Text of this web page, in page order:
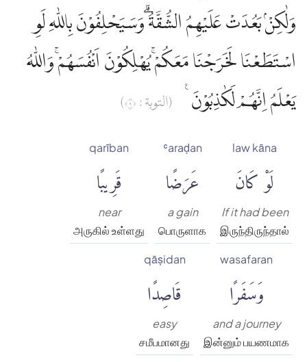
وَلٰكِنْۢ بَعُدَتْ عَلَيْهِمُ الشُّقَّةُۗ وَسَيَحْلِفُوْنَ بِاللّٰهِ لَوِ
اسْتَطَعْنَا لَخَرَجْنَا مَعَكُمْۚ يُهْلِكُوْنَ اَنْفُسَهُمْۚ وَاللّٰهُ
يَعْلَمُ اِنَّهُمْ لَكٰذِبُوْنَ ࣖ
(التوبة : ٩)
law kāna
لَوْ كَانَ
If it had been
இருந்திருந்தால்
ʿaraḍan
عَرَضًا
a gain
பொருளாக
qarīban
قَرِيبًا
near
அருகில் உள்ளது
wasafaran
وَسَفَرًا
and a journey
இன்னும் பயணமாக
qāṣidan
قَاصِدًا
easy
சமீபமானது